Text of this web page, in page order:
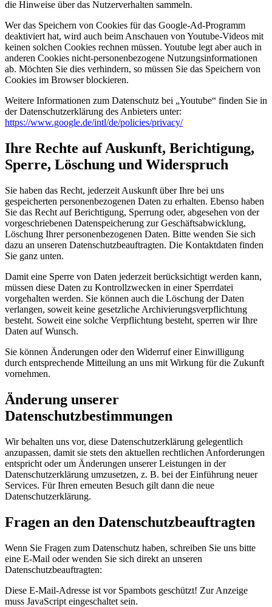
die Hinweise über das Nutzerverhalten sammeln.
Wer das Speichern von Cookies für das Google-Ad-Programm
deaktiviert hat, wird auch beim Anschauen von Youtube-Videos mit
keinen solchen Cookies rechnen müssen. Youtube legt aber auch in
anderen Cookies nicht-personenbezogene Nutzungsinformationen
ab. Möchten Sie dies verhindern, so müssen Sie das Speichern von
Cookies im Browser blockieren.
Weitere Informationen zum Datenschutz bei „Youtube“ finden Sie in
der Datenschutzerklärung des Anbieters unter:
https://www.google.de/intl/de/policies/privacy/
Ihre Rechte auf Auskunft, Berichtigung,
Sperre, Löschung und Widerspruch
Sie haben das Recht, jederzeit Auskunft über Ihre bei uns
gespeicherten personenbezogenen Daten zu erhalten. Ebenso haben
Sie das Recht auf Berichtigung, Sperrung oder, abgesehen von der
vorgeschriebenen Datenspeicherung zur Geschäftsabwicklung,
Löschung Ihrer personenbezogenen Daten. Bitte wenden Sie sich
dazu an unseren Datenschutzbeauftragten. Die Kontaktdaten finden
Sie ganz unten.
Damit eine Sperre von Daten jederzeit berücksichtigt werden kann,
müssen diese Daten zu Kontrollzwecken in einer Sperrdatei
vorgehalten werden. Sie können auch die Löschung der Daten
verlangen, soweit keine gesetzliche Archivierungsverpflichtung
besteht. Soweit eine solche Verpflichtung besteht, sperren wir Ihre
Daten auf Wunsch.
Sie können Änderungen oder den Widerruf einer Einwilligung
durch entsprechende Mitteilung an uns mit Wirkung für die Zukunft
vornehmen.
Änderung unserer
Datenschutzbestimmungen
Wir behalten uns vor, diese Datenschutzerklärung gelegentlich
anzupassen, damit sie stets den aktuellen rechtlichen Anforderungen
entspricht oder um Änderungen unserer Leistungen in der
Datenschutzerklärung umzusetzen, z. B. bei der Einführung neuer
Services. Für Ihren erneuten Besuch gilt dann die neue
Datenschutzerklärung.
Fragen an den Datenschutzbeauftragten
Wenn Sie Fragen zum Datenschutz haben, schreiben Sie uns bitte
eine E-Mail oder wenden Sie sich direkt an unseren
Datenschutzbeauftragten:
Diese E-Mail-Adresse ist vor Spambots geschützt! Zur Anzeige
muss JavaScript eingeschaltet sein.